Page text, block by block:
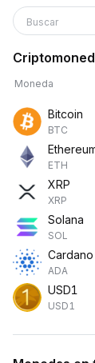
Buscar
Moneda
Bitcoin
BTC
ETH
XRP
XRP
Solana
SOL
Cardano
ADA
USD1
USD1